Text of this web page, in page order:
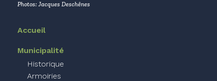
Photos: Jacques Deschênes
Accueil
Municipalité
Historique
Armoiries